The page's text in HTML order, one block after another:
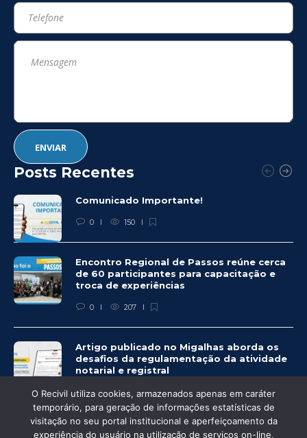
Posts Recentes
Comunicado Importante!
0 150
Encontro Regional de Passos reúne cerca
de 60 participantes para capacitação e
troca de experiências
0 207
Artigo publicado no Migalhas aborda os
desafios da regulamentação da atividade
notarial e registral
0 462
O Recivil utiliza cookies, armazenados apenas em caráter
temporário, para geração de informações estatísticas de
visitação no seu portal institucional e aperfeiçoamento da
experiência do usuário na utilização de serviços on-line,